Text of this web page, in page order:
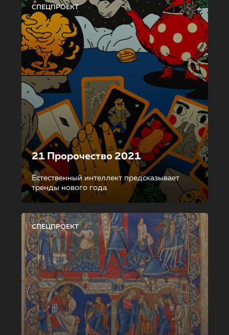
СПЕЦПРОЕКТ
21 Пророчество 2021
Естественный интеллект предсказывает
тренды нового года
СПЕЦПРОЕКТ